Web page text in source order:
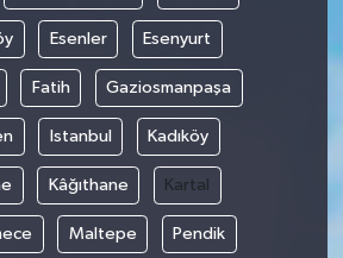
Esenler Esenyurt
Fatih Gaziosmanpaşa
Istanbul Kadıköy
Kâğıthane Kartal
Maltepe Pendik